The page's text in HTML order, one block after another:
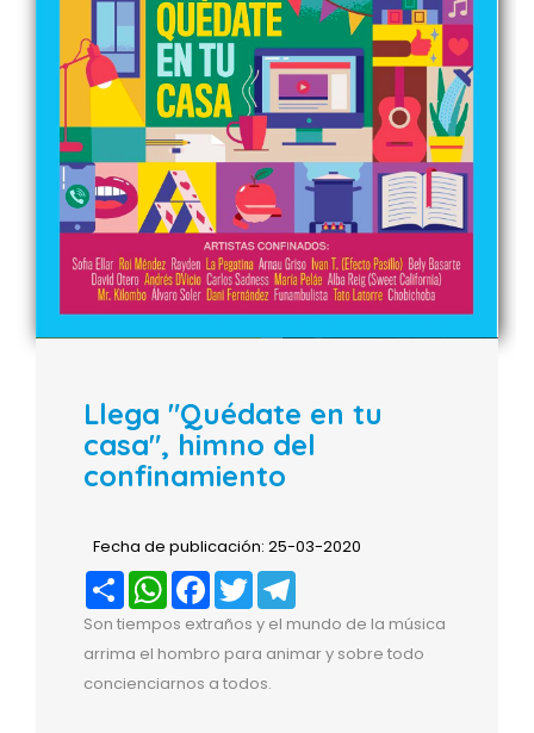
Llega "Quédate en tu
casa", himno del
confinamiento
Fecha de publicación: 25-03-2020
CompartirWhatsAppFacebook
Twitter
Son tiempos extraños y el mundo de la música
arrima el hombro para animar y sobre todo
concienciarnos a todos.